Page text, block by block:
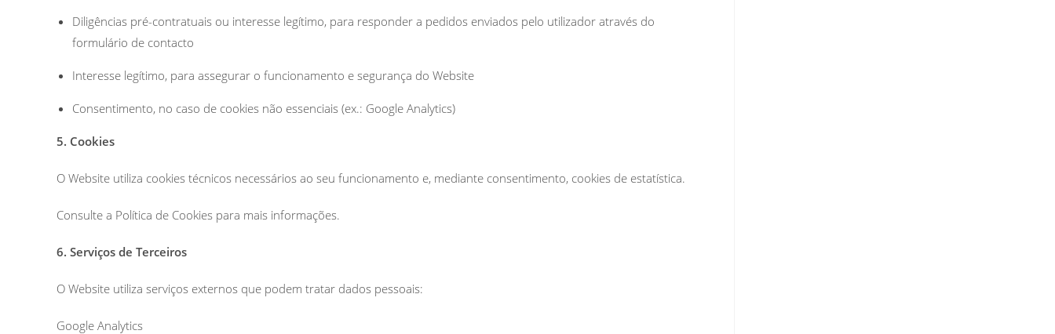
Diligências pré-contratuais ou interesse legítimo, para responder a pedidos enviados pelo utilizador através do
formulário de contacto
Interesse legítimo, para assegurar o funcionamento e segurança do Website
Consentimento, no caso de cookies não essenciais (ex.: Google Analytics)
5. Cookies
O Website utiliza cookies técnicos necessários ao seu funcionamento e, mediante consentimento, cookies de estatística.
Consulte a Política de Cookies para mais informações.
6. Serviços de Terceiros
O Website utiliza serviços externos que podem tratar dados pessoais:
Google Analytics